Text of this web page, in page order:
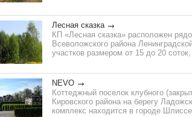
Лесная сказка
КП «Лесная сказка» расположен
Всеволожского района
участков размером от 15 до 20
NEVO
Коттеджный поселок клубного
Кировского района на берегу
комплекс находится в городе